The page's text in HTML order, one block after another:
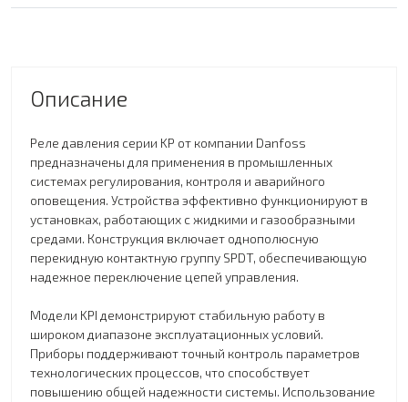
Описание
Реле давления серии KP от компании Danfoss
предназначены для применения в промышленных
системах регулирования, контроля и аварийного
оповещения. Устройства эффективно функционируют в
установках, работающих с жидкими и газообразными
средами. Конструкция включает однополюсную
перекидную контактную группу SPDT, обеспечивающую
надежное переключение цепей управления.
Модели KPI демонстрируют стабильную работу в
широком диапазоне эксплуатационных условий.
Приборы поддерживают точный контроль параметров
технологических процессов, что способствует
повышению общей надежности системы. Использование